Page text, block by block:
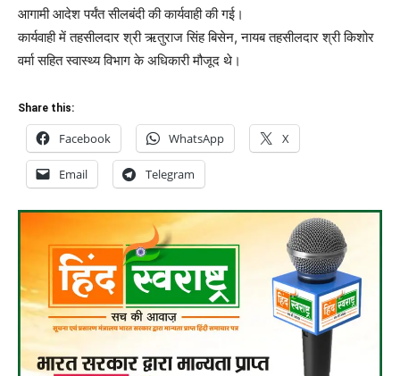
आगामी आदेश पर्यंत सीलबंदी की कार्यवाही की गई।
कार्यवाही में तहसीलदार श्री ऋतुराज सिंह बिसेन, नायब तहसीलदार श्री किशोर
वर्मा सहित स्वास्थ्य विभाग के अधिकारी मौजूद थे।
Share this:
Facebook WhatsApp X
Email Telegram